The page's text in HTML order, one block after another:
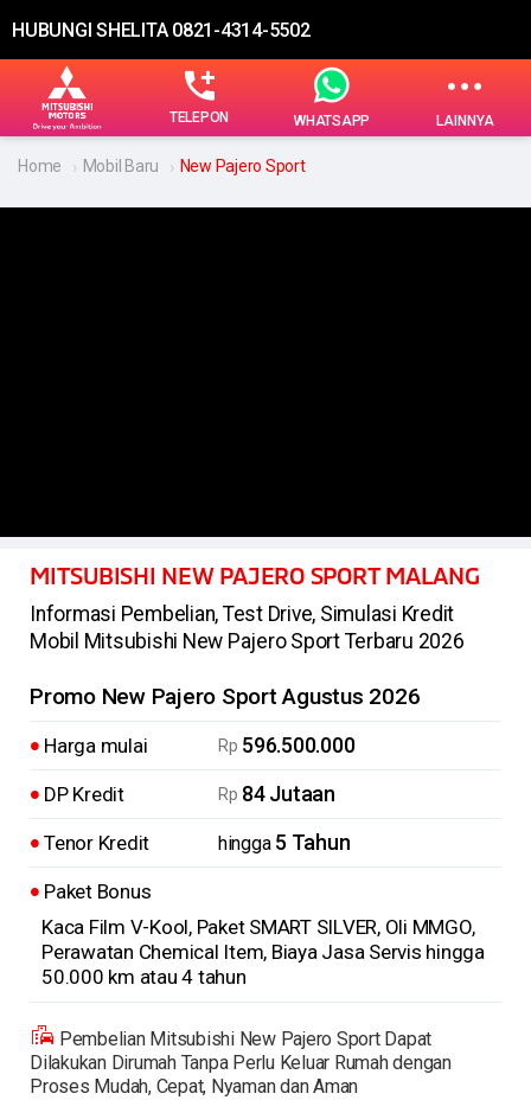
HUBUNGI SHELITA 0821-4314-5502
TELEPON WHATSAPP LAINNYA
Home Mobil Baru New Pajero Sport
MITSUBISHI NEW PAJERO SPORT MALANG
Informasi Pembelian, Test Drive, Simulasi Kredit
Mobil Mitsubishi New Pajero Sport Terbaru 2026
Promo New Pajero Sport Agustus 2026
Harga mulai Rp 596.500.000
DP Kredit Rp 84 Jutaan
Tenor Kredit hingga 5 Tahun
Paket Bonus
Kaca Film V-Kool, Paket SMART SILVER, Oli MMGO,
Perawatan Chemical Item, Biaya Jasa Servis hingga
50.000 km atau 4 tahun
Pembelian Mitsubishi New Pajero Sport Dapat
Dilakukan Dirumah Tanpa Perlu Keluar Rumah dengan
Proses Mudah, Cepat, Nyaman dan Aman